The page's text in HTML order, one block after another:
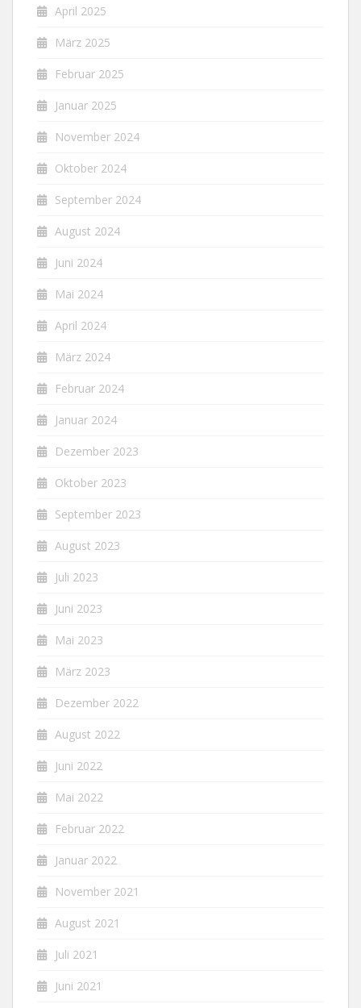
April 2025
März 2025
Februar 2025
Januar 2025
November 2024
Oktober 2024
September 2024
August 2024
Juni 2024
Mai 2024
April 2024
März 2024
Februar 2024
Januar 2024
Dezember 2023
Oktober 2023
September 2023
August 2023
Juli 2023
Juni 2023
Mai 2023
März 2023
Dezember 2022
August 2022
Juni 2022
Mai 2022
Februar 2022
Januar 2022
November 2021
August 2021
Juli 2021
Juni 2021